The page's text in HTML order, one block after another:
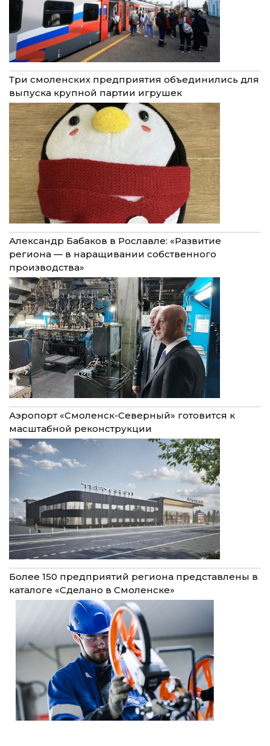
Три смоленских предприятия объединились для
выпуска крупной партии игрушек
Александр Бабаков в Рославле: «Развитие
региона — в наращивании собственного
производства»
Аэропорт «Смоленск-Северный» готовится к
масштабной реконструкции
Более 150 предприятий региона представлены в
каталоге «Сделано в Смоленске»